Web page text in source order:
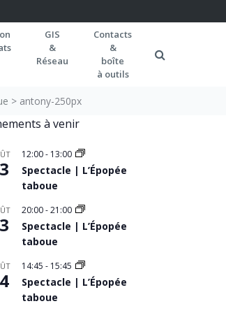
GIS
&
Réseau
Contacts
&
boîte
à outils
> antony-250px
à venir
12:00- 13:00
Spectacle | L’Épopée
taboue
20:00-21:00
Spectacle | L’Épopée
taboue
14:45 - 15:45
Spectacle | L’Épopée
taboue